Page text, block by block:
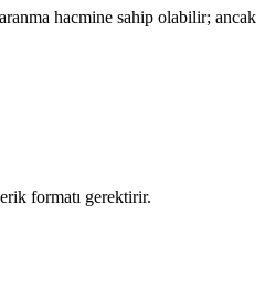
hacmine sahip olabilir; ancak
formatı gerektirir.